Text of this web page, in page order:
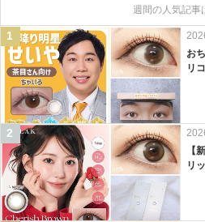
週間の人気記事
1
お
リ
2
【
リ